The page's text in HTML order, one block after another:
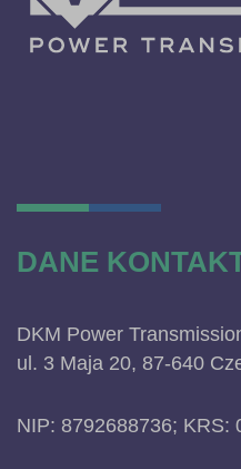
DANE
DKM Power
ul. 3 Maja 20, 87-640
NIP: 8792688736; KRS: